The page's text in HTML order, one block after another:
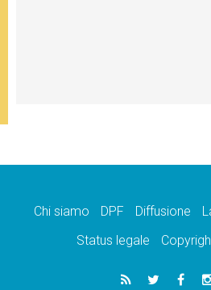
Chi siamo DPF Diffusione
Status legale